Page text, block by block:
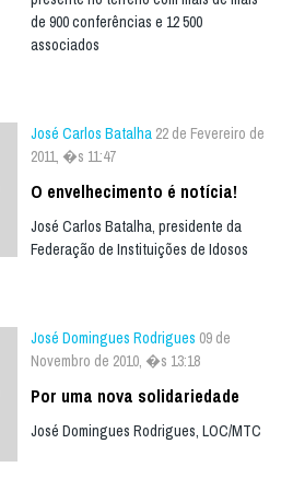
de 900 conferências e 12 500
associados
José Carlos Batalha 22 de Fevereiro de
2011, �s 11:47
O envelhecimento é notícia!
José Carlos Batalha, presidente da
Federação de Instituições de Idosos
José Domingues Rodrigues 09 de
Novembro de 2010, �s 13:18
Por uma nova solidariedade
José Domingues Rodrigues, LOC/MTC